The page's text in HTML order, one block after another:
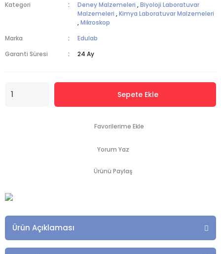
Kategori
Deney Malzemeleri ,Biyoloji Laboratuvar
Malzemeleri ,Kimya Laboratuvar Malzemeleri
,Mikroskop
Marka
Edulab
Garanti Süresi
24 Ay
Sepete Ekle
Yorum Yaz
Ürünü Paylaş
Ürün Açıklaması